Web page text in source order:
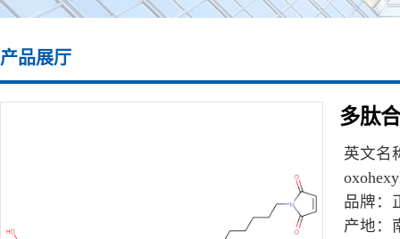
产品展厅
多肽
英文名
品牌：
产地：